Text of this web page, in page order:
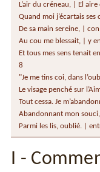
L’air du créneau, | El
Quand moi j’écartais
De sa main sereine, |
Au cou me blessait, | y
Et tous mes sens tenait
8
"Je me tins coi, dans
Le visage penché sur
Tout cessa. Je
Abandonnant mon
Parmi les lis, oublié. |
I -